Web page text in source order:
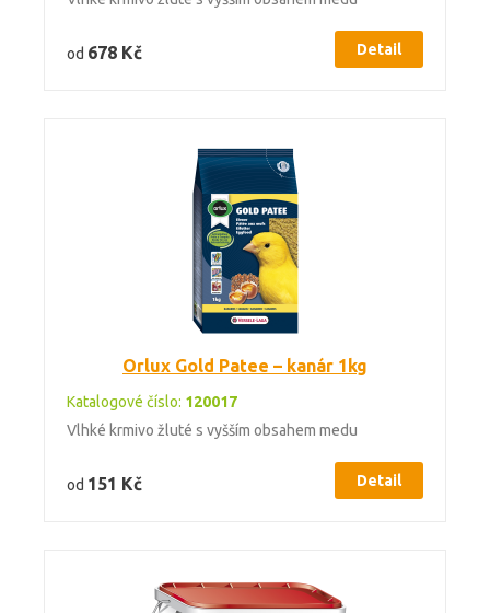
od 678 Kč Detail
Orlux Gold Patee – kanár 1kg
Katalogové číslo: 120017
Vlhké krmivo žluté s vyšším obsahem medu
od 151 Kč Detail